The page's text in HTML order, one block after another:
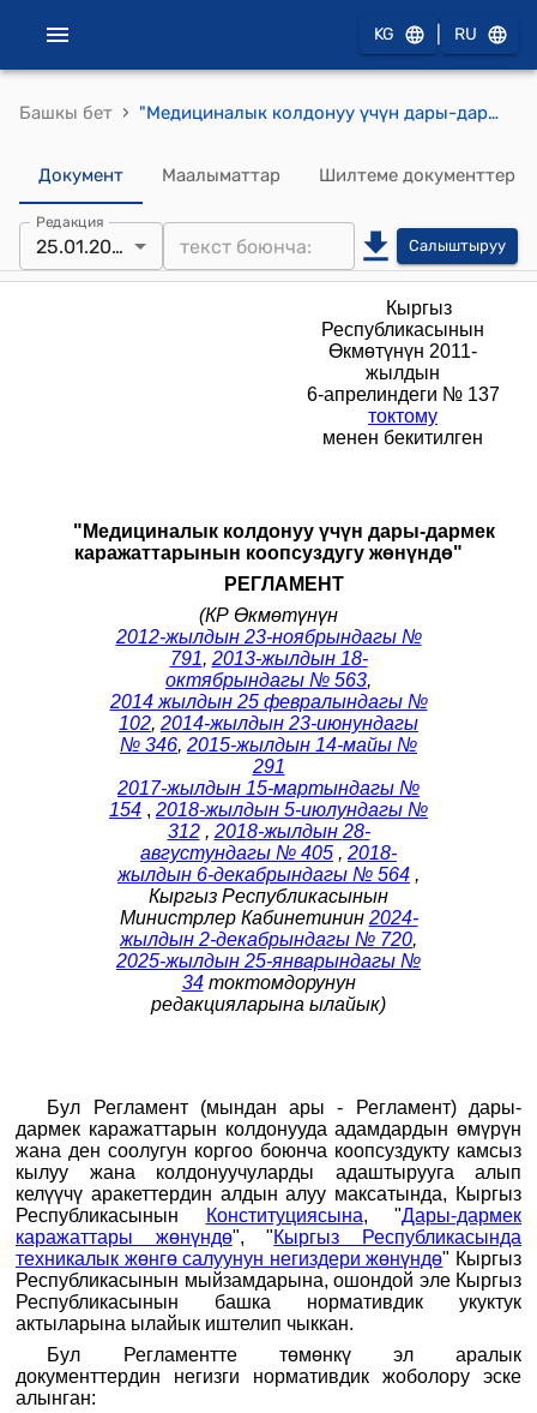
KG RU
Башкы бет › "Медициналык колдонуу үчүн дары-дармек каражаттарынын коопсуздугу жөнүндө" РЕГЛАМЕНТ (Кыргыз Республикасынын Өкмөтүнүн 2011-жылдын 6-апрелиндеги № 137 токтому менен бекитилген)
Документ Маалыматтар Шилтеме документтер
Редакция
25.01.2025 Салыштыруу